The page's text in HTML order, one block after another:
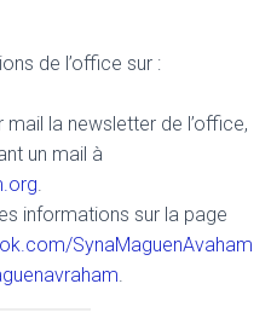
de l’office sur :
la newsletter de l’office,
un mail à
.
informations sur la page
SynaMaguenAvaham
.